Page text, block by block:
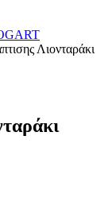
Λιονταράκι